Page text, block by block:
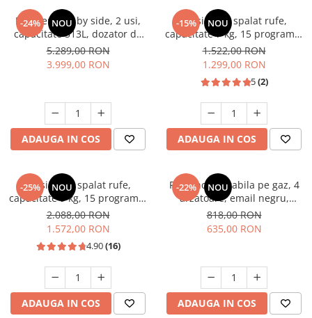
Zootehnie
Foarfeci tuns oi
Incubatoare oua
-24% NOU
Frigider side by side, 2 usi,
capacitate 513L, dozator de
apa si gheata, FULL NO
FROST, afisaj LCD, dual
inverter,Samus SSX-670NFIDE
5.289,00 RON
3.999,00 RON
ADAUGA IN COS
-15% NOU
Masina de spalat rufe,
capacitate 7 kg, 15 programe,
afisaj LED, 1200 Rpm, alb,
HEINNER
1.522,00 RON
1.299,00 RON
5(2)
ADAUGA IN COS
-25% NOU
Masina de spalat rufe,
capacitate 9 kg, 15 programe,
1400 Rpm, clasa A, Slim,
motor Inverter, Samus WSLI-
9144
2.088,00 RON
1.572,00 RON
4.90(16)
ADAUGA IN COS
-22% NOU
Plita incorporabila pe gaz, 4
arzatoare, email negru,
gratare din fonta, aprindere
electrica, Samus
818,00 RON
635,00 RON
ADAUGA IN COS